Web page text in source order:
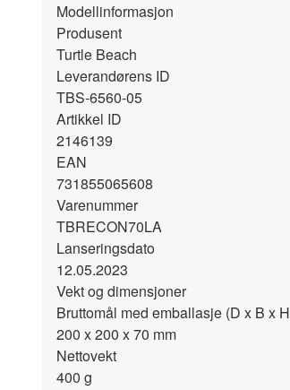
Modellinformasjon
Produsent
Turtle Beach
Leverandørens ID
TBS-6560-05
Artikkel ID
2146139
EAN
731855065608
Varenummer
TBRECON70LA
Lanseringsdato
12.05.2023
Vekt og dimensjoner
Bruttomål med emballasje (D x B x
200 x 200 x 70 mm
Nettovekt
400 g